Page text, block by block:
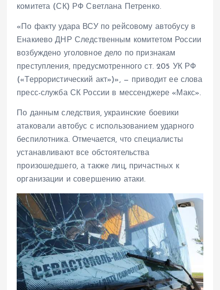
комитета (СК) РФ Светлана Петренко.
«По факту удара ВСУ по рейсовому автобусу в
Енакиево ДНР Следственным комитетом России
возбуждено уголовное дело по признакам
преступления, предусмотренного ст. 205 УК РФ
(«Террористический акт»)», — приводит ее слова
пресс-служба СК России в мессенджере «Макс».
По данным следствия, украинские боевики
атаковали автобус с использованием ударного
беспилотника. Отмечается, что специалисты
устанавливают все обстоятельства
произошедшего, а также лиц, причастных к
организации и совершению атаки.